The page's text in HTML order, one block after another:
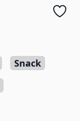
Snack